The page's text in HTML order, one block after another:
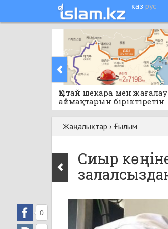
қаз рус
Қытай шекара мен жағалау
аймақтарын біріктіретін
бірегей стратегиялық
қолға алады
17 сағат бұрын 0
Жаңалықтар › Ғылым
Сиыр
0